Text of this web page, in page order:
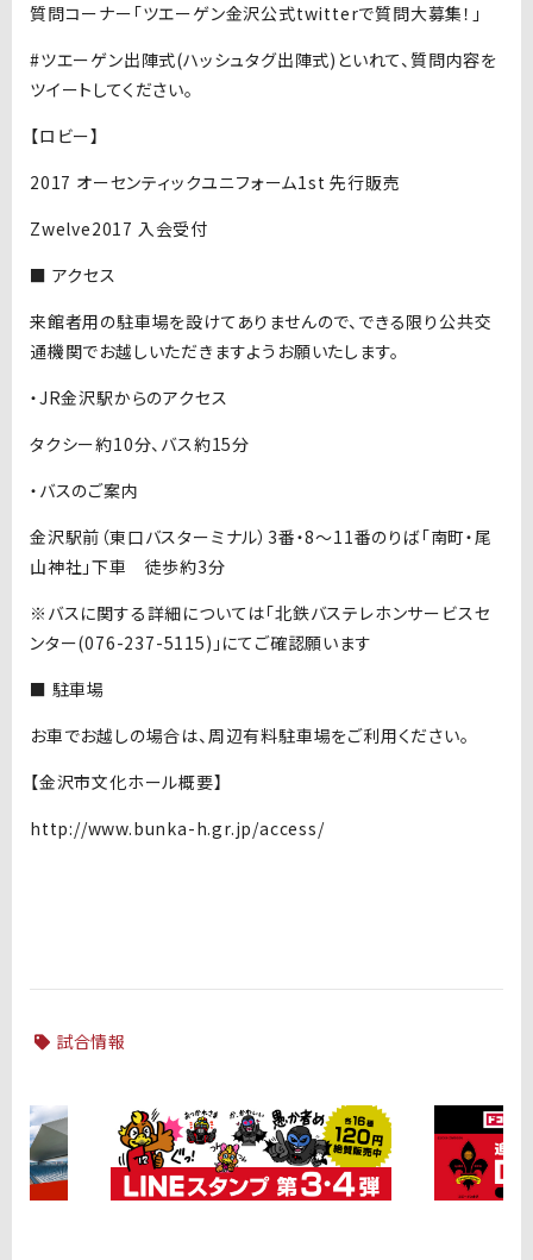
質問コーナー「ツエーゲン金沢公式twitterで質問大募集！」
#ツエーゲン出陣式(ハッシュタグ出陣式)といれて、質問内容を
ツイートしてください。
【ロビー】
2017 オーセンティックユニフォーム1st 先行販売
Zwelve2017 入会受付
■ アクセス
来館者用の駐車場を設けてありませんので、できる限り公共交
通機関でお越しいただきますようお願いたします。
・JR金沢駅からのアクセス
タクシー約10分、バス約15分
・バスのご案内
金沢駅前（東口バスターミナル）3番・8～11番のりば「南町・尾
山神社」下車 徒歩約3分
※バスに関する詳細については「北鉄バステレホンサービスセ
ンター(076-237-5115)」にてご確認願います
■ 駐車場
お車でお越しの場合は、周辺有料駐車場をご利用ください。
【金沢市文化ホール概要】
http://www.bunka-h.gr.jp/access/
試合情報